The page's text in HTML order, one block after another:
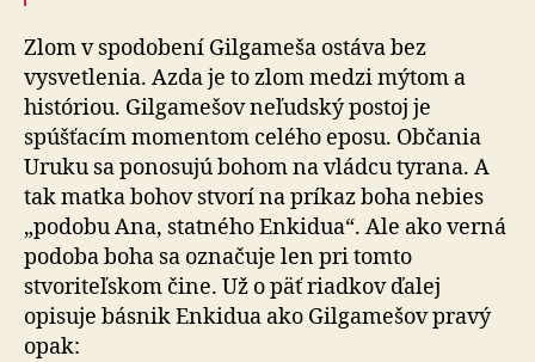
Zlom v spodobení Gilgameša ostáva bez
vysvetlenia. Azda je to zlom medzi mýtom a
históriou. Gilgamešov neľudský postoj je
spúšťacím momentom celého eposu. Občania
Uruku sa ponosujú bohom na vládcu tyrana. A
tak matka bohov stvorí na príkaz boha nebies
„podobu Ana, statného Enkidua“. Ale ako verná
podoba boha sa označuje len pri tomto
stvoriteľskom čine. Už o päť riadkov ďalej
opisuje básnik Enkidua ako Gilgamešov pravý
opak: